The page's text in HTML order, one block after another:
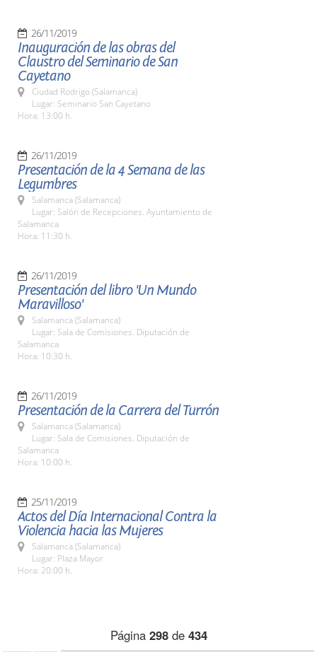
26/11/2019
Inauguración de las obras del
Claustro del Seminario de San
Cayetano
Ciudad Rodrigo (Salamanca)
Lugar: Seminario San Cayetano
Hora: 13:00 h.
26/11/2019
Presentación de la 4 Semana de las
Legumbres
Salamanca (Salamanca)
Lugar: Salón de Recepciones. Ayuntamiento de
Salamanca
Hora: 11:30 h.
26/11/2019
Presentación del libro 'Un Mundo
Maravilloso'
Salamanca (Salamanca)
Lugar: Sala de Comisiones. Diputación de
Salamanca
Hora: 10:30 h.
26/11/2019
Presentación de la Carrera del Turrón
Salamanca (Salamanca)
Lugar: Sala de Comisiones. Diputación de
Salamanca
Hora: 10:00 h.
25/11/2019
Actos del Día Internacional Contra la
Violencia hacia las Mujeres
Salamanca (Salamanca)
Lugar: Plaza Mayor
Hora: 20:00 h.
Página 298de 434